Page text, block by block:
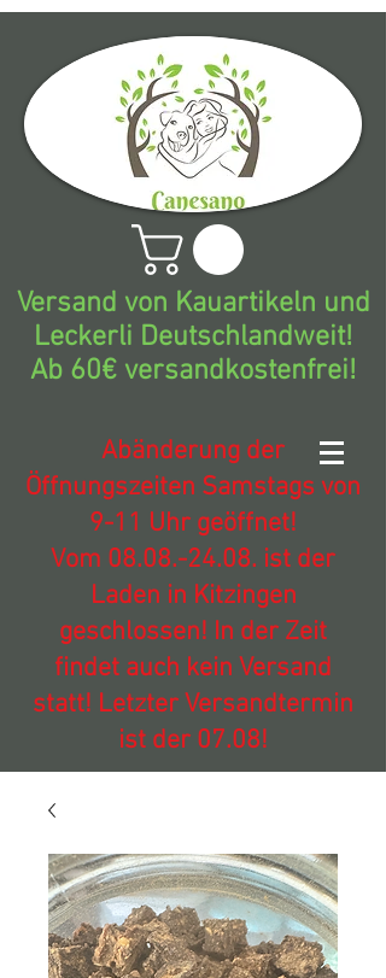
Versand von Kauartikeln und
Leckerli Deutschlandweit!
Ab 60€ versandkostenfrei!
Abänderung der
Öffnungszeiten Samstags von
9-11 Uhr geöffnet!
Vom 08.08.-24.08. ist der
Laden in Kitzingen
geschlossen! In der Zeit
findet auch kein Versand
statt! Letzter Versandtermin
ist der 07.08!